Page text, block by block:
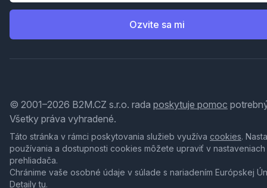
Ozvite sa mi
© 2001–2026 B2M.CZ s.r.o. rada poskytuje pomoc
Všetky práva vyhradené.
Táto stránka v rámci poskytovania služieb využíva cookies.
používania a dostupnosti cookies môžete upraviť v nastaveniach
prehliadača.
Chránime vaše osobné údaje v súlade s nariadením Európskej
Detailytu.